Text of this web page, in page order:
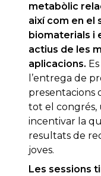
metabòlic
així com en el
biomaterials i
actius de les
aplicacions.
l’entrega de
presentacions
tot el
incentivar la
resultats de
joves.
Les sessions